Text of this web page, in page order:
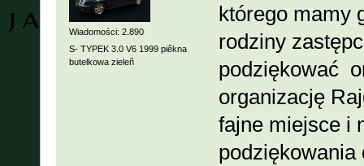
Wiadomości: 2.890
S- TYPEK 3.0 V6 1999 piêkna
butelkowa zieleñ
którego mamy
rodziny
podziękować
organizację
fajne miejsce i
podziękowania